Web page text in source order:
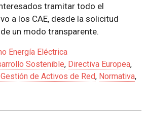
tramitar todo el
a los CAE, desde la solicitud
un modo transparente.
Energía Eléctrica
Sostenible, Directiva Europea,
Gestión de Activos de Red, Normativa,